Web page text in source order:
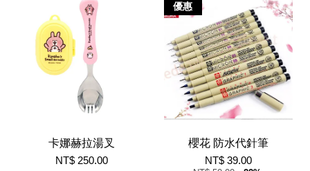
卡娜赫拉湯叉
NT$ 250.00
優惠
櫻花 防水代針筆
NT$ 39.00